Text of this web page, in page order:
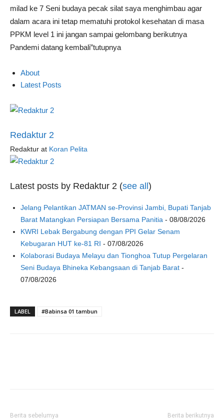
milad ke 7 Seni budaya pecak silat saya menghimbau agar
dalam acara ini tetap mematuhi protokol kesehatan di masa
PPKM level 1 ini jangan sampai gelombang berikutnya
Pandemi datang kembali”tutupnya
About
Latest Posts
Redaktur 2
Redaktur at Koran Pelita
Latest posts by Redaktur 2 (see all )
Jelang Pelantikan JATMAN se-Provinsi Jambi, Bupati Tanjab
Barat Matangkan Persiapan Bersama Panitia - 08/08/2026
KWRI Lebak Bergabung dengan PPI Gelar Senam
Kebugaran HUT ke-81 RI - 07/08/2026
Kolaborasi Budaya Melayu dan Tionghoa Tutup Pergelaran
Seni Budaya Bhineka Kebangsaan di Tanjab Barat -
07/08/2026
LABEL #Babinsa 01 tambun
Berita sebelumya Berita berikutnya